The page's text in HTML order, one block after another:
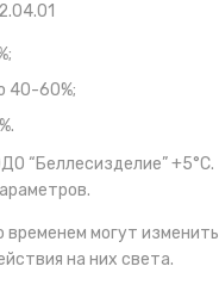
40-60%;
“Беллесизделие” +5°С.
могут
на них света.